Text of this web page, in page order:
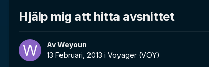
Hjälp mig att hitta avsnittet
AvWeyoun
13 Februari, 2013 i Voyager (VOY)